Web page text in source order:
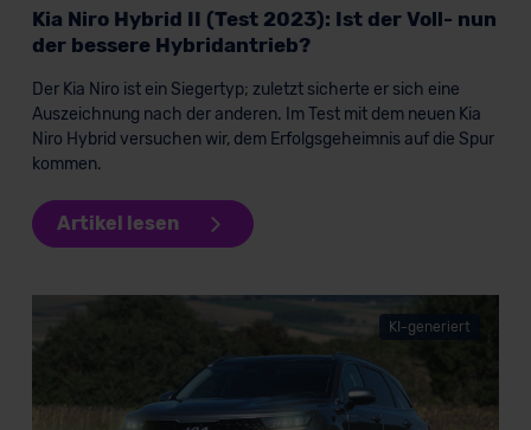
Kia Niro Hybrid II (Test 2023): Ist der Voll- nun
der bessere Hybridantrieb?
Der Kia Niro ist ein Siegertyp; zuletzt sicherte er sich eine
Auszeichnung nach der anderen. Im Test mit dem neuen Kia
Niro Hybrid versuchen wir, dem Erfolgsgeheimnis auf die Spur
kommen.
Artikel lesen
KI-generiert